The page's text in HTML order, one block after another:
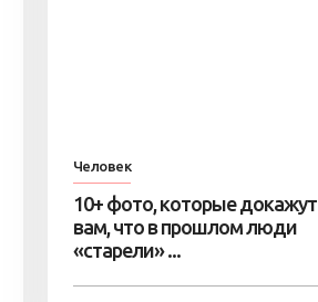
Человек
10+ фото, которые докажут
вам, что в прошлом люди
«старели» ...